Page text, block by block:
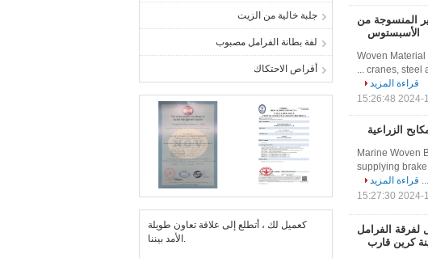
جلبة خالية من الزيت
لفة بطانة الفرامل مصبوب
أقراص الاحتكاك
كعميل لك ، أتطلع إلى علاقة تعاون طويلة
الأمد بيننا.
المنسوجة من
الأسبستوس
Woven
cranes, steel
قراءة المزيد
2024-11-
الزراعية
Marine Woven
supplying
... قراءة المزيد
2024-11-
لفرقة الفرامل
كرين قارب